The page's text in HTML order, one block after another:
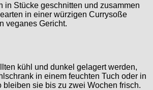
in Stücke geschnitten und zusammen
in einer würzigen Currysoße
veganes Gericht.
kühl und dunkel gelagert werden,
in einem feuchten Tuch oder in
bleiben sie bis zu zwei Wochen frisch.